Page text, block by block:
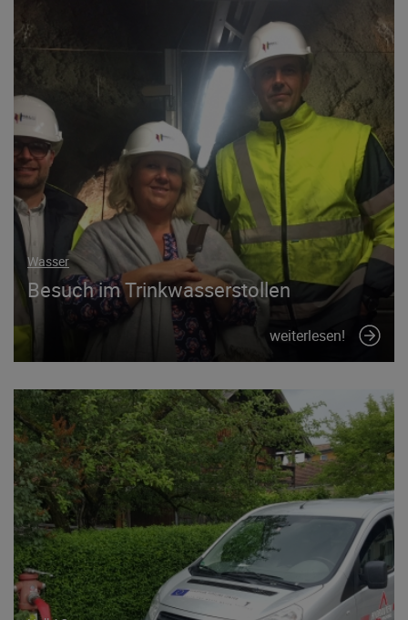
Wasser
Besuch im Trinkwasserstollen
weiterlesen!